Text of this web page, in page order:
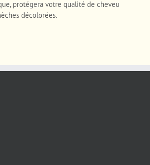
protégera votre qualité de cheveu
décolorées.